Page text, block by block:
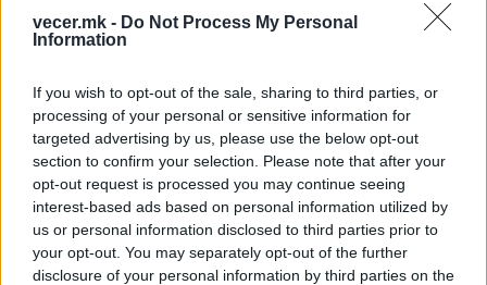
vecer.mk - Do Not Process My Personal
Information
If you wish to opt-out of the sale, sharing to third parties, or
processing of your personal or sensitive information for
targeted advertising by us, please use the below opt-out
section to confirm your selection. Please note that after your
opt-out request is processed you may continue seeing
interest-based ads based on personal information utilized by
us or personal information disclosed to third parties prior to
your opt-out. You may separately opt-out of the further
disclosure of your personal information by third parties on the
НАЈЧИТАНИ ВО ПОСЛЕДНИ 7 ДЕНА
ТАНАСКОВСКИ, ЧЛЕН НА
КАВАЧКИ КЛАН (ФОТО)
Ахмети кажа што го мачи:
СЛУШАМ, САКААТ ДА СЕ СУДИ
ЗА ВОЕНИТЕ ЗЛОСТРОСТВА НА
УЧК...
(Видео) СНИМКА СО ПАРИ КОИ
ЈА НАПУШТААТ АЛБАНИЈА, се
тврди дека се на Еди Рама